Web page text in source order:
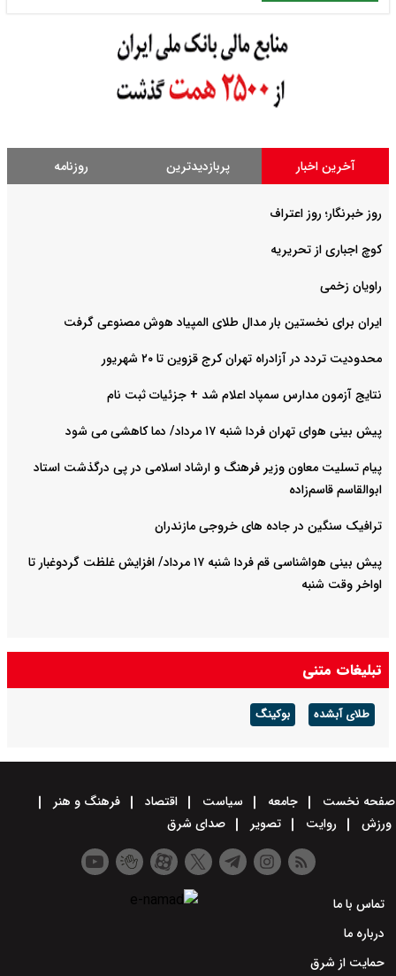
آخرین اخبار پربازدیدترین روزنامه
روز خبرنگار؛ روز اعتراف
کوچ اجباری از تحریریه
راویان زخمی
ایران برای نخستین بار مدال طلای المپیاد هوش مصنوعی گرفت
محدودیت تردد در آزادراه تهران کرج قزوین تا ۲۰ شهریور
نتایج آزمون مدارس سمپاد اعلام شد + جزئیات ثبت نام
پیش بینی هوای تهران فردا شنبه ۱۷ مرداد/ دما کاهشی می شود
پیام تسلیت معاون وزیر فرهنگ و ارشاد اسلامی در پی درگذشت استاد
ابوالقاسم قاسم‌زاده
ترافیک سنگین در جاده های خروجی مازندران
پیش بینی هواشناسی قم فردا شنبه ۱۷ مرداد/ افزایش غلظت گردوغبار تا
اواخر وقت شنبه
تبلیغات متنی
طلای آبشده بوکینگ
صفحه نخست جامعه سیاست اقتصاد
فرهنگ و هنر
ورزش
روایت تصویر صدای شرق
تماس با ما
درباره ما
حمایت از شرق